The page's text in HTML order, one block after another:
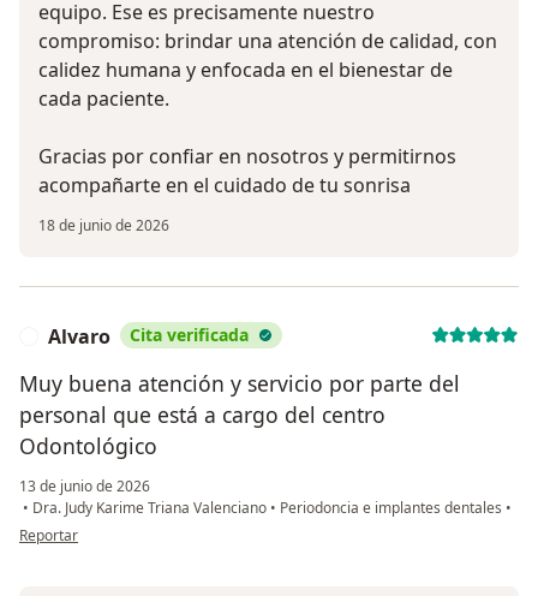
equipo. Ese es precisamente nuestro
compromiso: brindar una atención de calidad, con
calidez humana y enfocada en el bienestar de
cada paciente.
Gracias por confiar en nosotros y permitirnos
acompañarte en el cuidado de tu sonrisa
18 de junio de 2026
Alvaro Cita verificada
Muy buena atención y servicio por parte del
personal que está a cargo del centro
Odontológico
13 de junio de 2026
• Dra. Judy Karime Triana Valenciano • Periodoncia e implantes dentales •
en opinión del usuario Alvaro
Reportar